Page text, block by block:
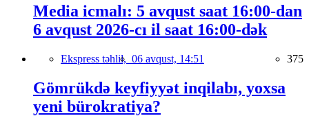
Media icmalı: 5 avqust saat 16:00-dan
6 avqust 2026-cı il saat 16:00-dək
Ekspress təhlil, 06 avqust, 14:51 375
Gömrükdə keyfiyyət inqilabı, yoxsa
yeni bürokratiya?